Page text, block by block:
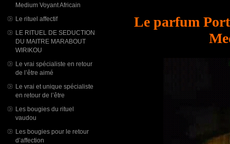
Medium Voyant Africain
Le rituel affectif
LE RITUEL DE SEDUCTION
DU MAITRE MARABOUT
WIRIKOU
Le vrai spécialiste en retour
de l’être aimé
Le vrai et unique spécialiste
en retour de l’être
Les bougies du rituel
vaudou
Les bougies pour le retour
d’affection
Le parfum